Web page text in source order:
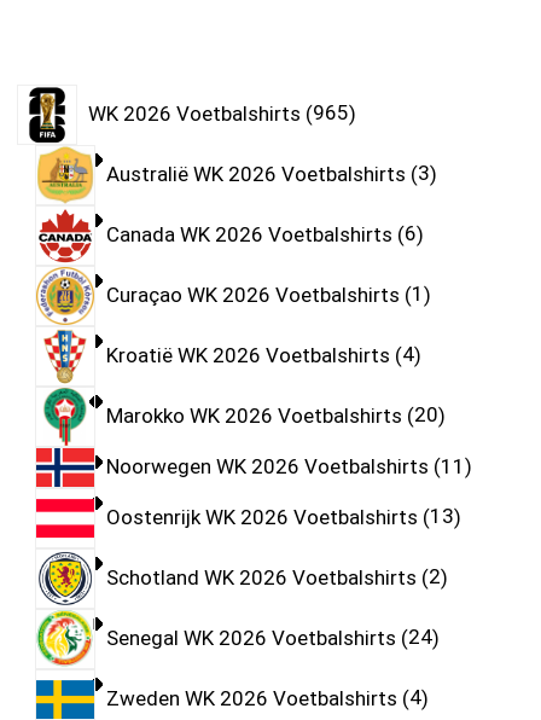
WK 2026 Voetbalshirts 965
Australië WK 2026 Voetbalshirts 3
Canada WK 2026 Voetbalshirts 6
Curaçao WK 2026 Voetbalshirts 1
Kroatië WK 2026 Voetbalshirts 4
Marokko WK 2026 Voetbalshirts 20
Noorwegen WK 2026 Voetbalshirts 11
Oostenrijk WK 2026 Voetbalshirts 13
Schotland WK 2026 Voetbalshirts 2
Senegal WK 2026 Voetbalshirts 24
Zweden WK 2026 Voetbalshirts 4